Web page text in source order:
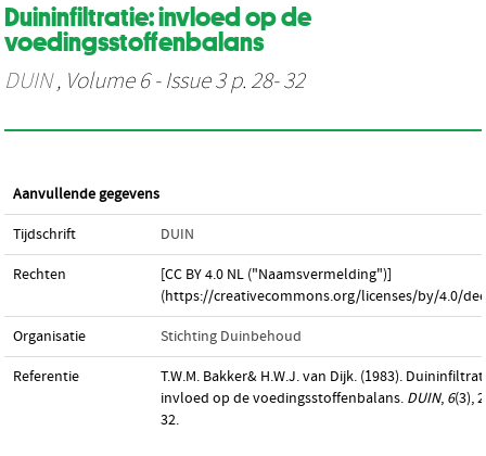
Duininfiltratie: invloed op de
voedingsstoffenbalans
DUIN, Volume 6 - Issue 3 p. 28- 32
Aanvullende gegevens
Tijdschrift DUIN
Rechten
[CC BY 4.0 NL ("Naamsvermelding")]
(https://creativecommons.org/licenses/by/4.0/
Organisatie Stichting Duinbehoud
Referentie
T.W.M. Bakker& H.W.J. van Dijk. (1983).
invloed op de voedingsstoffenbalans. DUIN, 6(3),
32.